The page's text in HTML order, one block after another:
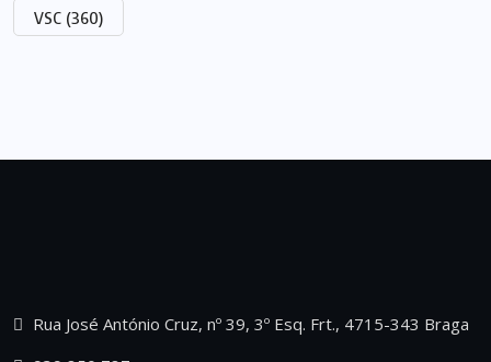
VSC (360)
Rua José António Cruz, nº 39, 3º Esq. Frt., 4715-343 Braga